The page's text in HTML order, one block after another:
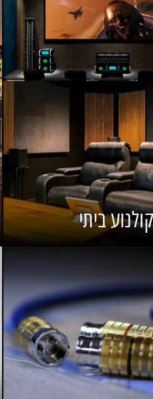
קולנוע ביתי